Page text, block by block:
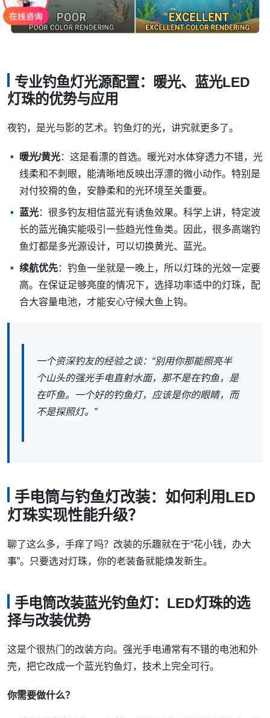
专业钓鱼灯光源配置：暖光、蓝光LED
灯珠的优势与应用
夜钓，是光与影的艺术。钓鱼灯的光，讲究就更多了。
暖光/黄光：这是看漂的首选。暖光对水体穿透力不错，光
线柔和不刺眼，能清晰地反映出浮漂的微小动作。特别是
对付狡猾的鱼，安静柔和的光环境至关重要。
蓝光：很多钓友相信蓝光有诱鱼效果。科学上讲，特定波
长的蓝光确实能吸引一些趋光性鱼类。因此，很多高端钓
鱼灯都是多光源设计，可以切换黄光、蓝光。
续航优先：钓鱼一坐就是一晚上，所以灯珠的光效一定要
高。在保证足够亮度的情况下，选择功率适中的灯珠，配
合大容量电池，才能安心守候大鱼上钩。
一个资深钓友的经验之谈：“别用你那能照亮半
个山头的强光手电直射水面，那不是在钓鱼，是
在吓鱼。一个好的钓鱼灯，应该是你的眼睛，而
不是探照灯。”
手电筒与钓鱼灯改装：如何利用LED
灯珠实现性能升级？
聊了这么多，手痒了吗？改装的乐趣就在于“花小钱，办大
事”。只要选对灯珠，你的老装备就能焕发新生。
手电筒改装蓝光钓鱼灯：LED灯珠的选
择与改装优势
这是个很热门的改装方向。强光手电通常有不错的电池和外
壳，把它改成一个蓝光钓鱼灯，技术上完全可行。
你需要做什么？